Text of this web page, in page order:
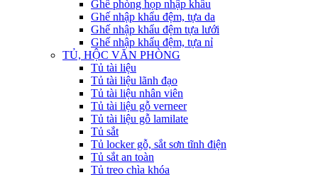
Ghế phòng họp nhập khẩu
Ghế nhập khẩu đệm, tựa da
Ghế nhập khẩu đệm tựa lưới
Ghế nhập khẩu đệm, tựa nỉ
TỦ, HỘC VĂN PHÒNG
Tủ tài liệu
Tủ tài liệu lãnh đạo
Tủ tài liệu nhân viên
Tủ tài liệu gỗ verneer
Tủ tài liệu gỗ lamilate
Tủ sắt
Tủ locker gỗ, sắt sơn tĩnh điện
Tủ sắt an toàn
Tủ treo chìa khóa